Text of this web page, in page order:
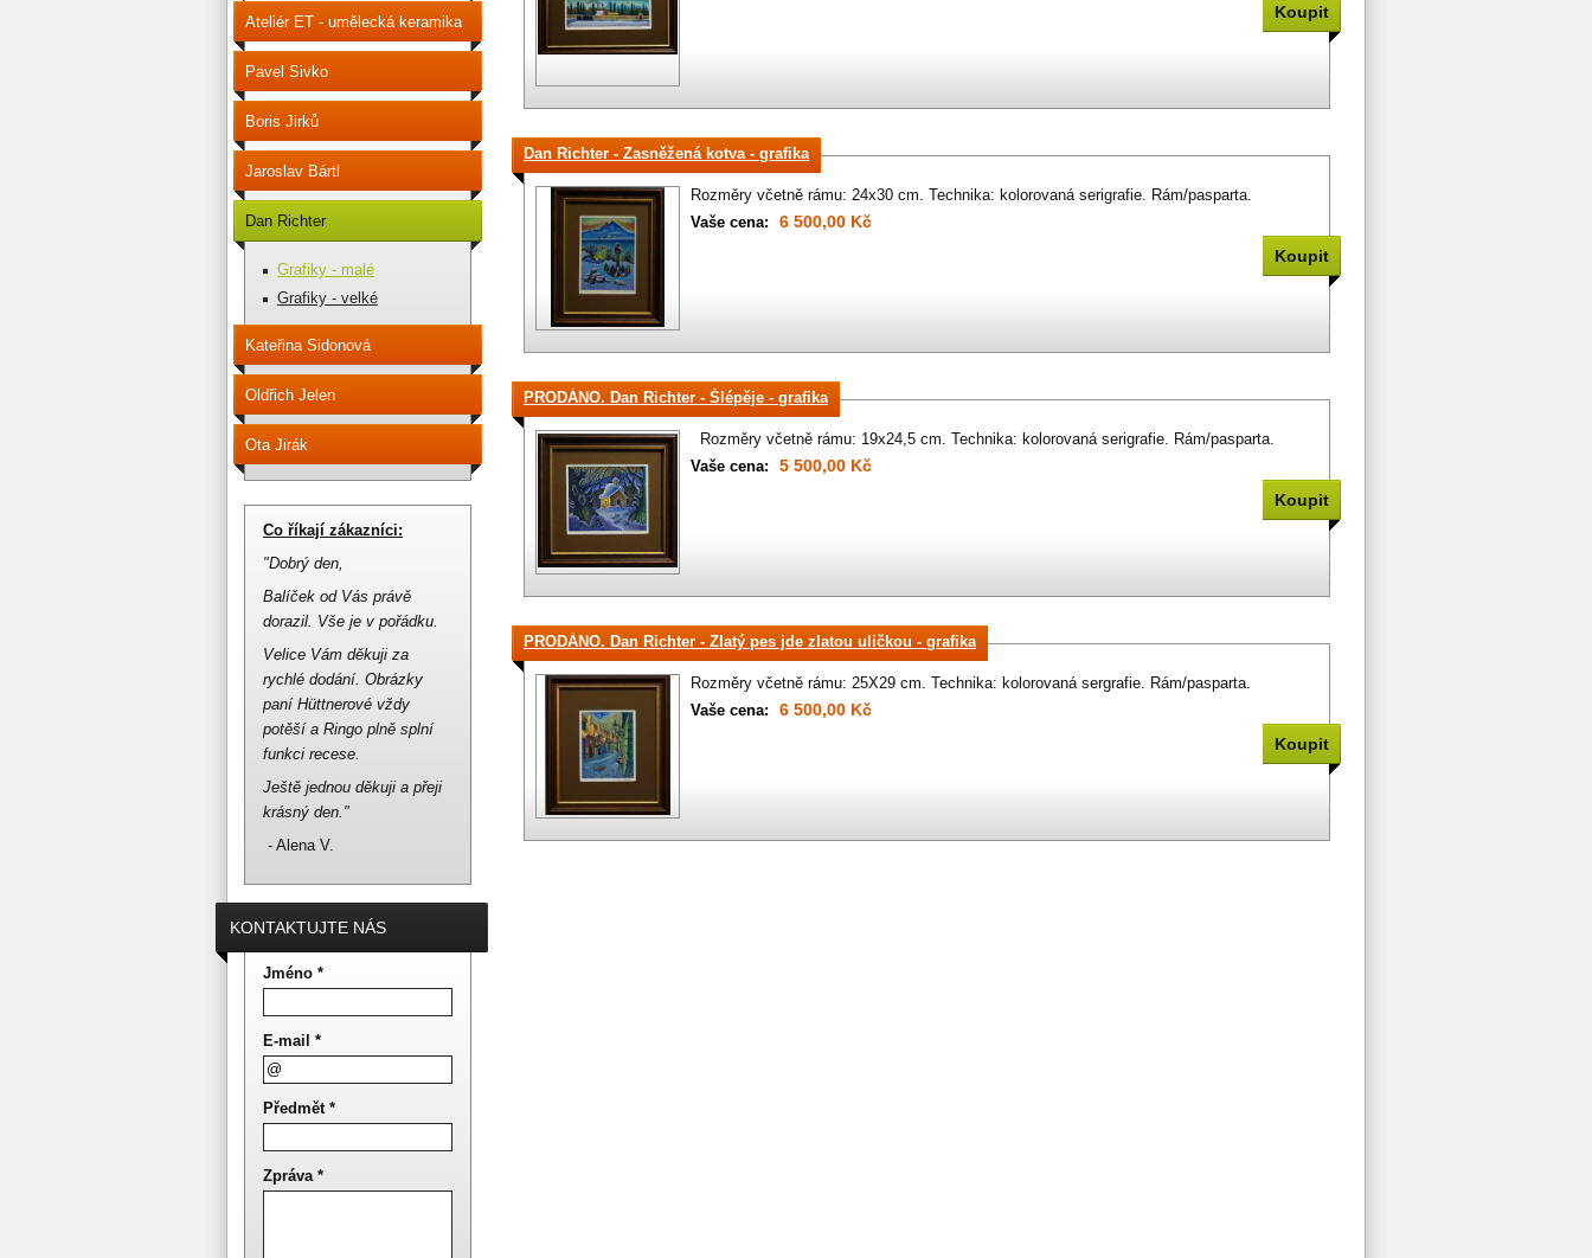
Dan Richter - Zasněžená kotva - grafika
Rozměry včetně rámu: 24x30 cm. Technika: kolorovaná serigrafie. Rám/pasparta.
Vaše cena:
6 500,00 Kč
PRODÁNO. Dan Richter - Šlépěje - grafika
Rozměry včetně rámu: 19x24,5 cm. Technika: kolorovaná serigrafie. Rám/pasparta.
Vaše cena:
5 500,00 Kč
PRODÁNO. Dan Richter - Zlatý pes jde zlatou uličkou - grafika
Rozměry včetně rámu: 25X29 cm. Technika: kolorovaná sergrafie. Rám/pasparta.
Vaše cena:
6 500,00 Kč
Ateliér ET - umělecká keramika
Pavel Sivko
Boris Jirků
Jaroslav Bártl
Dan Richter
Grafiky - malé
Grafiky - velké
Kateřina Sidonová
Oldřich Jelen
Ota Jirák
Co říkají zákazníci:
"Dobrý den,
Balíček od Vás právě
dorazil. Vše je v pořádku.
Velice Vám děkuji za
rychlé dodání. Obrázky
paní Hüttnerové vždy
potěší a Ringo plně splní
funkci recese.
Ještě jednou děkuji a přeji
krásný den."
- Alena V.
KONTAKTUJTE NÁS
Jméno *
E-mail *
Předmět *
Zpráva *